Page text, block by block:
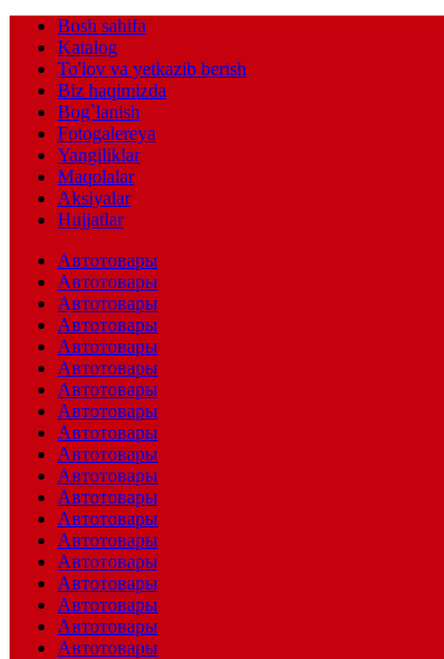
Bosh sahifa
Katalog
To'lov va yetkazib berish
Biz haqimizda
Bog`lanish
Fotogalereya
Yangiliklar
Maqolalar
Aksiyalar
Hujjatlar
Автотовары
Автотовары
Автотовары
Автотовары
Автотовары
Автотовары
Автотовары
Автотовары
Автотовары
Автотовары
Автотовары
Автотовары
Автотовары
Автотовары
Автотовары
Автотовары
Автотовары
Автотовары
Автотовары